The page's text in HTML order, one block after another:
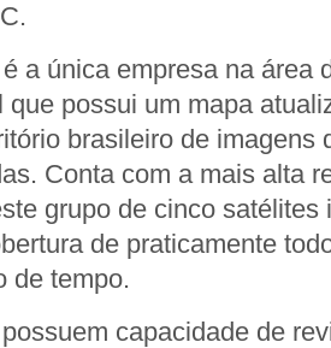
a única empresa na área
que possui um mapa
brasileiro de imagens
Conta com a mais alta
grupo de cinco satélites
de praticamente
de tempo.
capacidade de